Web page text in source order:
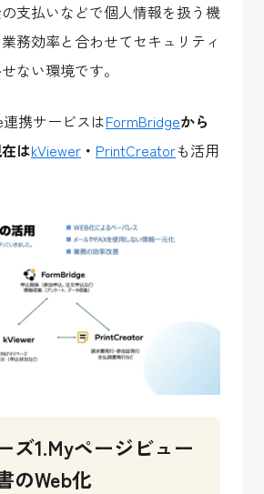
支払いなどで個人情報を扱う機
務効率と合わせてセキュリティ
ない環境です。
連携サービスはFormBridgeから
はkViewer ・ PrintCreatorも活用
ズ1.Myページビュー
のWeb化